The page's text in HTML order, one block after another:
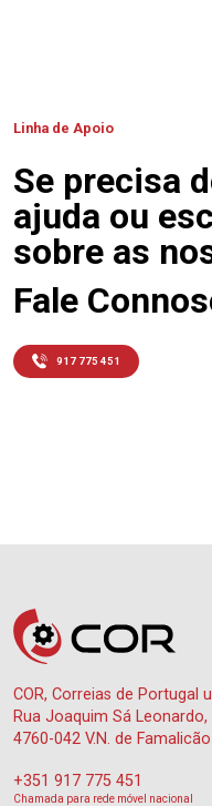
Linha de Apoio
Se precisa
ajuda ou
sobre as
Fale
917 775 451
COR, Correias de Portugal
Rua Joaquim Sá
4760-042 V.N. de Famalicão
+351 917 775 451
Chamada para rede móvel nacional